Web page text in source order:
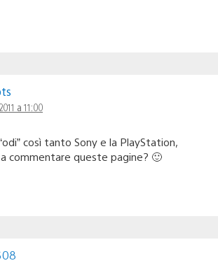
a 11:00
così tanto Sony e la PlayStation,
commentare queste pagine? 🙂